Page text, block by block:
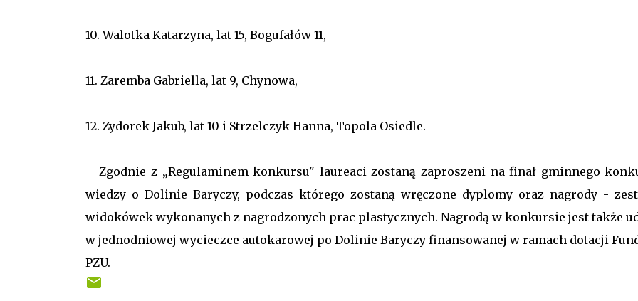
10. Walotka Katarzyna, lat 15, Bogufałów 11,
11. Zaremba Gabriella, lat 9, Chynowa,
12. Zydorek Jakub, lat 10 i Strzelczyk Hanna, Topola Osiedle.
Zgodnie z „Regulaminem konkursu" laureaci zostaną zaproszeni na finał gminnego
wiedzy o Dolinie Baryczy, podczas którego zostaną wręczone dyplomy oraz nagrody -
widokówek wykonanych z nagrodzonych prac plastycznych. Nagrodą w konkursie jest także
w jednodniowej wycieczce autokarowej po Dolinie Baryczy finansowanej w ramach dotacji
PZU.